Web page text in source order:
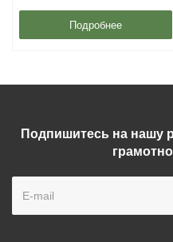
Подробнее
Подпишитесь на нашу